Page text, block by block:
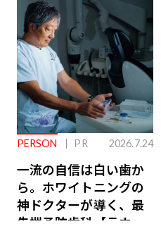
PERSON PR 2026.7.24
一流の自信は白い歯か
ら。ホワイトニングの
神ドクターが導く、最
先端予防歯科【ラウン